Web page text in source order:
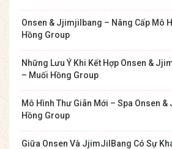
Onsen & Jjimjilbang – Nâng Cấp Mô
Hồng Group
Những Lưu Ý Khi Kết Hợp Onsen &
– Muối Hồng Group
Mô Hình Thư Giãn Mới – Spa Onsen
Hồng Group
Giữa Onsen Và JjimJilBang Có Sự